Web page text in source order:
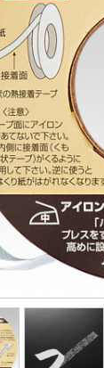
トレポート
2020年